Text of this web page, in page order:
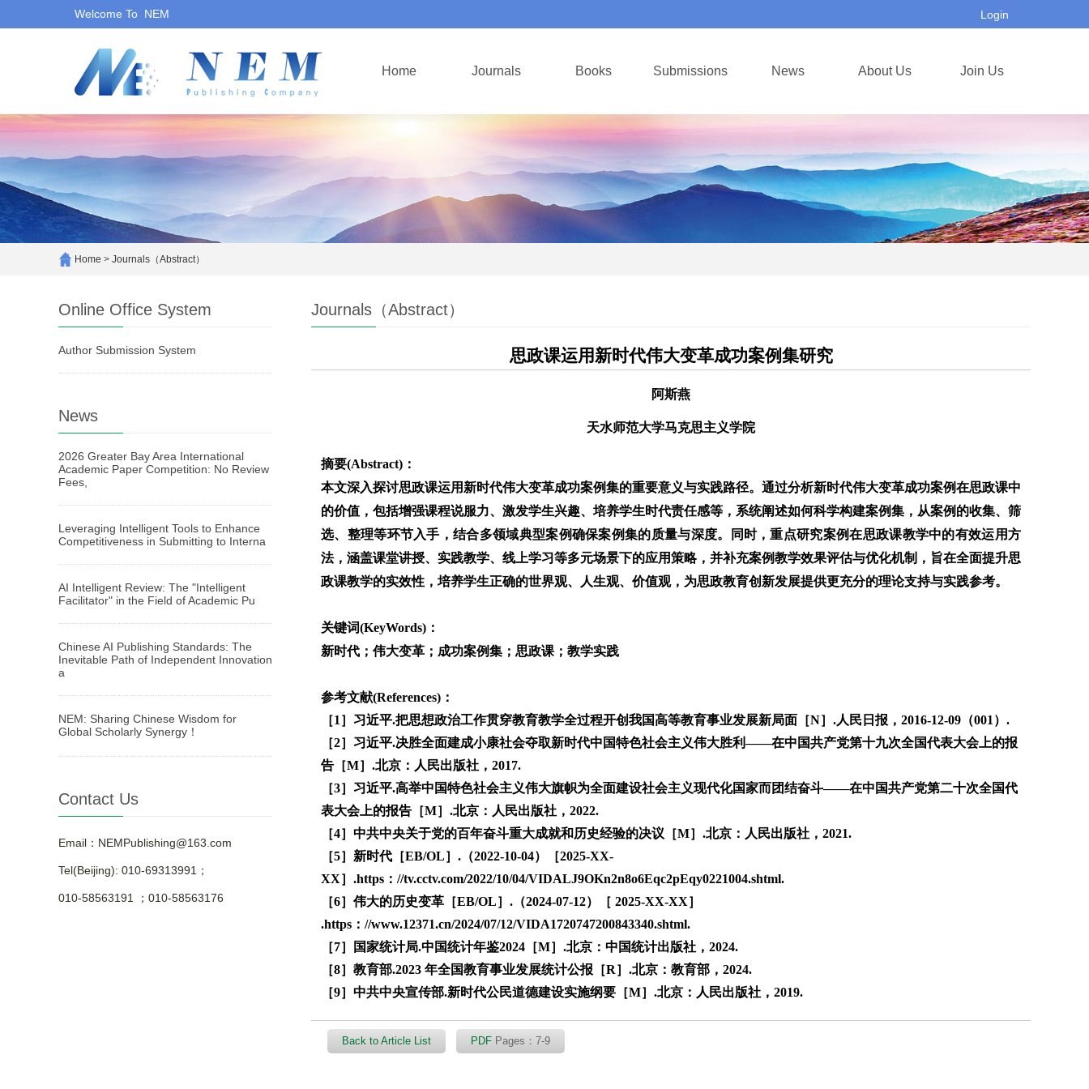
Welcome To NEM Login
Home Journals Books Submissions News About Us Join Us
Home > Journals（Abstract）
Online Office System
Author Submission System
News
2026 Greater Bay Area International
Academic Paper Competition: No Review
Fees,
Leveraging Intelligent Tools to Enhance
Competitiveness in Submitting to Interna
AI Intelligent Review: The "Intelligent
Facilitator" in the Field of Academic Pu
Chinese AI Publishing Standards: The
Inevitable Path of Independent Innovation
a
NEM: Sharing Chinese Wisdom for
Global Scholarly Synergy！
Contact Us
Email：NEMPublishing@163.com
Tel(Beijing): 010-69313991；
010-58563191 ；010-58563176
Journals（Abstract）
思政课运用新时代伟大变革成功案例集研究
阿斯燕
天水师范大学马克思主义学院
摘要(Abstract)：
本文深入探讨思政课运用新时代伟大变革成功案例集的重要意义与实践路径。通过分析新时代伟大变革成功案例在思政课中
的价值，包括增强课程说服力、激发学生兴趣、培养学生时代责任感等，系统阐述如何科学构建案例集，从案例的收集、筛
选、整理等环节入手，结合多领域典型案例确保案例集的质量与深度。同时，重点研究案例在思政课教学中的有效运用方
法，涵盖课堂讲授、实践教学、线上学习等多元场景下的应用策略，并补充案例教学效果评估与优化机制，旨在全面提升思
政课教学的实效性，培养学生正确的世界观、人生观、价值观，为思政教育创新发展提供更充分的理论支持与实践参考。
关键词(KeyWords)：
新时代；伟大变革；成功案例集；思政课；教学实践
参考文献(References)：
［1］习近平.把思想政治工作贯穿教育教学全过程开创我国高等教育事业发展新局面［N］.人民日报，2016-12-09（001）.
［2］习近平.决胜全面建成小康社会夺取新时代中国特色社会主义伟大胜利——在中国共产党第十九次全国代表大会上的报
告［M］.北京：人民出版社，2017.
［3］习近平.高举中国特色社会主义伟大旗帜为全面建设社会主义现代化国家而团结奋斗——在中国共产党第二十次全国代
表大会上的报告［M］.北京：人民出版社，2022.
［4］中共中央关于党的百年奋斗重大成就和历史经验的决议［M］.北京：人民出版社，2021.
［5］新时代［EB/OL］.（2022-10-04）［2025-XX-
XX］.https：//tv.cctv.com/2022/10/04/VIDALJ9OKn2n8o6Eqc2pEqy0221004.shtml.
［6］伟大的历史变革［EB/OL］.（2024-07-12）［ 2025-XX-XX］
.https：//www.12371.cn/2024/07/12/VIDA1720747200843340.shtml.
［7］国家统计局.中国统计年鉴2024［M］.北京：中国统计出版社，2024.
［8］教育部.2023 年全国教育事业发展统计公报［R］.北京：教育部，2024.
［9］中共中央宣传部.新时代公民道德建设实施纲要［M］.北京：人民出版社，2019.
Back to Article List PDF Pages：7-9